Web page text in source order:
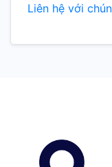
Liên hệ với